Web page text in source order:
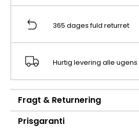
365 dages fuld returret
Hurtig levering alle
Fragt & Returnering
Prisgaranti